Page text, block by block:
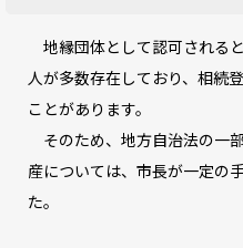
地縁団体として認可される
人が多数存在しており、相続
ことがあります。
そのため、地方自治法の一
産については、市長が一定の
た。